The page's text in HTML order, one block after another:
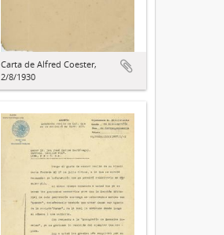
Carta de Alfred Coester,
2/8/1930